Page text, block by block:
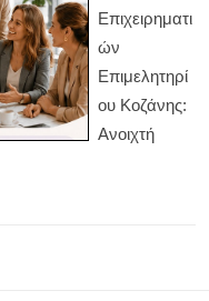
Επιχειρηματι
ών
Επιμελητηρί
ου Κοζάνης:
Ανοιχτή